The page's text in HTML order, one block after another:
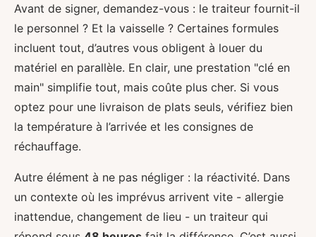
Avant de signer, demandez-vous : le traiteur fournit-il
le personnel ? Et la vaisselle ? Certaines formules
incluent tout, d’autres vous obligent à louer du
matériel en parallèle. En clair, une prestation "clé en
main" simplifie tout, mais coûte plus cher. Si vous
optez pour une livraison de plats seuls, vérifiez bien
la température à l’arrivée et les consignes de
réchauffage.
Autre élément à ne pas négliger : la réactivité. Dans
un contexte où les imprévus arrivent vite - allergie
inattendue, changement de lieu - un traiteur qui